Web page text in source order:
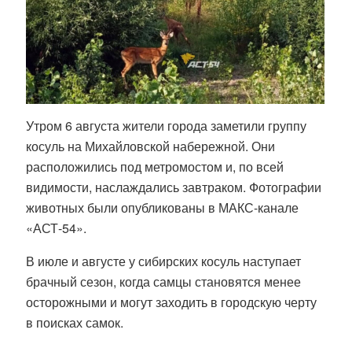
Утром 6 августа жители города заметили группу
косуль на Михайловской набережной. Они
расположились под метромостом и, по всей
видимости, наслаждались завтраком. Фотографии
животных были опубликованы в МАКС-канале
«АСТ-54».
В июле и августе у сибирских косуль наступает
брачный сезон, когда самцы становятся менее
осторожными и могут заходить в городскую черту
в поисках самок.